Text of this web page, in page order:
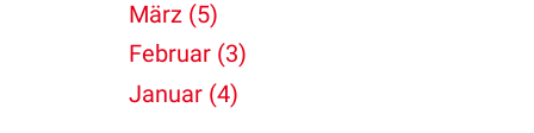
März (5)
Februar (3)
Januar (4)